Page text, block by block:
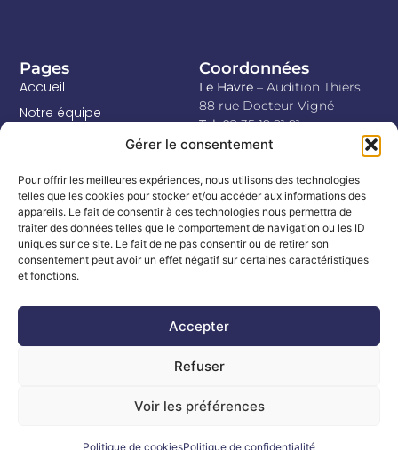
Gérer le consentement
Pour offrir les meilleures expériences, nous utilisons des technologies
telles que les cookies pour stocker et/ou accéder aux informations des
appareils. Le fait de consentir à ces technologies nous permettra de
traiter des données telles que le comportement de navigation ou les ID
uniques sur ce site. Le fait de ne pas consentir ou de retirer son
consentement peut avoir un effet négatif sur certaines caractéristiques
et fonctions.
Accepter
Refuser
Voir les préférences
Politique de cookiesPolitique de confidentialité
Pages
Accueil
Notre équipe
Remboursement
Blog
Contact
Coordonnées
Le Havre – Audition Thiers
88 rue Docteur Vigné
Tel. 02 35 19 91 91
Goderville– De Vue à l’Ouïe
Tel. 02 35 10 06 60
Montivilliers– Chez
Gravelines Optique
27 rue Léon Gambetta
Tel.02 35 20 99 78
© 2024 Audition Thiers – Mentions Légales – Politique de